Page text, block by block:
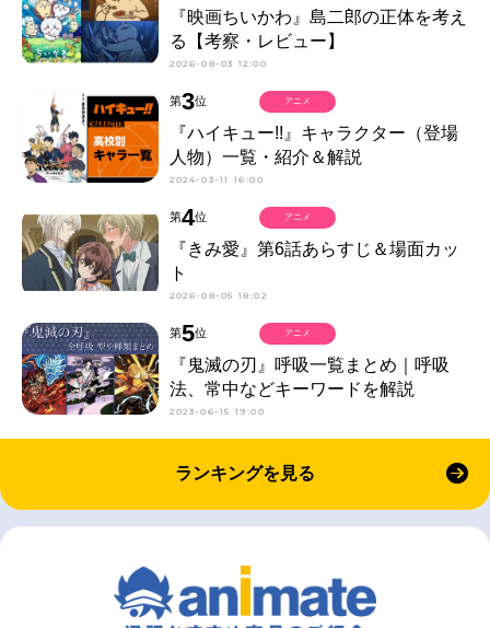
『映画ちいかわ』島二郎の正体を考え
る【考察・レビュー】
2026-08-03 12:00
第3位
『ハイキュー!!』キャラクター（登場
人物）一覧・紹介＆解説
2024-03-11 16:00
アニメ
第4位
『きみ愛』第6話あらすじ＆場面カッ
ト
2026-08-05 18:02
アニメ
第5位
『鬼滅の刃』呼吸一覧まとめ｜呼吸
法、常中などキーワードを解説
2023-06-15 19:00
アニメ
ランキングを見る